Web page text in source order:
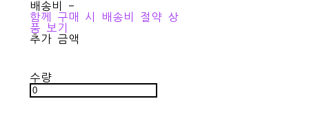
배송비 -
함께 구매 시 배송비 절약 상
품 보기
추가 금액
수량